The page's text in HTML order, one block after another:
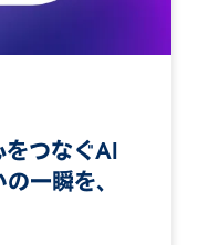
をつなぐAI
一瞬を、